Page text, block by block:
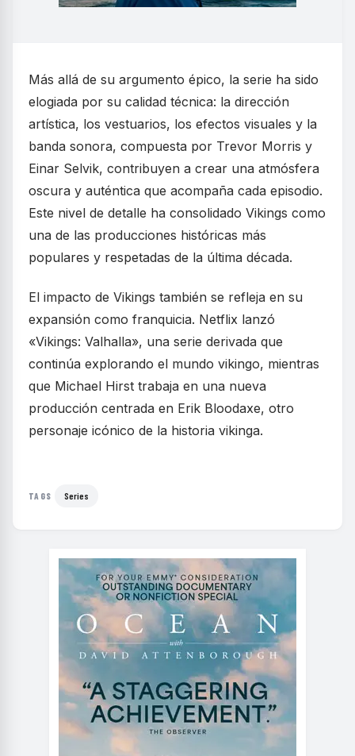
Más allá de su argumento épico, la serie ha sido
elogiada por su calidad técnica: la dirección
artística, los vestuarios, los efectos visuales y la
banda sonora, compuesta por Trevor Morris y
Einar Selvik, contribuyen a crear una atmósfera
oscura y auténtica que acompaña cada episodio.
Este nivel de detalle ha consolidado Vikings como
una de las producciones históricas más
populares y respetadas de la última década.
El impacto de Vikings también se refleja en su
expansión como franquicia. Netflix lanzó
«Vikings: Valhalla», una serie derivada que
continúa explorando el mundo vikingo, mientras
que Michael Hirst trabaja en una nueva
producción centrada en Erik Bloodaxe, otro
personaje icónico de la historia vikinga.
TAGS Series